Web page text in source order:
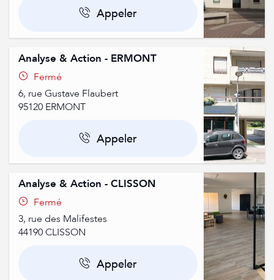
Appeler
Analyse & Action - ERMONT
Fermé
6, rue Gustave Flaubert
95120 ERMONT
Appeler
Analyse & Action - CLISSON
Fermé
3, rue des Malifestes
44190CLISSON
Appeler